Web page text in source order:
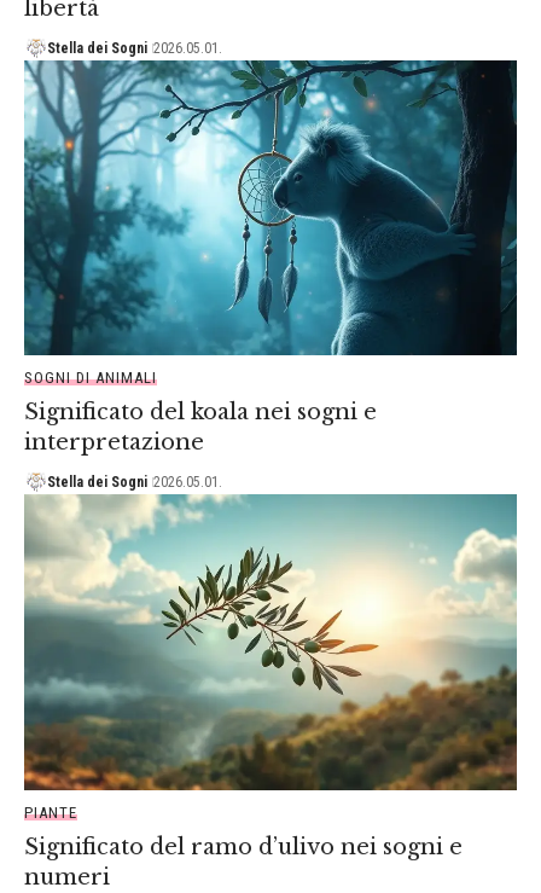
libertà
Stella dei Sogni 2026.05.01.
SOGNI DI ANIMALI
Significato del koala nei sogni e
interpretazione
Stella dei Sogni 2026.05.01.
PIANTE
Significato del ramo d’ulivo nei sogni e
numeri